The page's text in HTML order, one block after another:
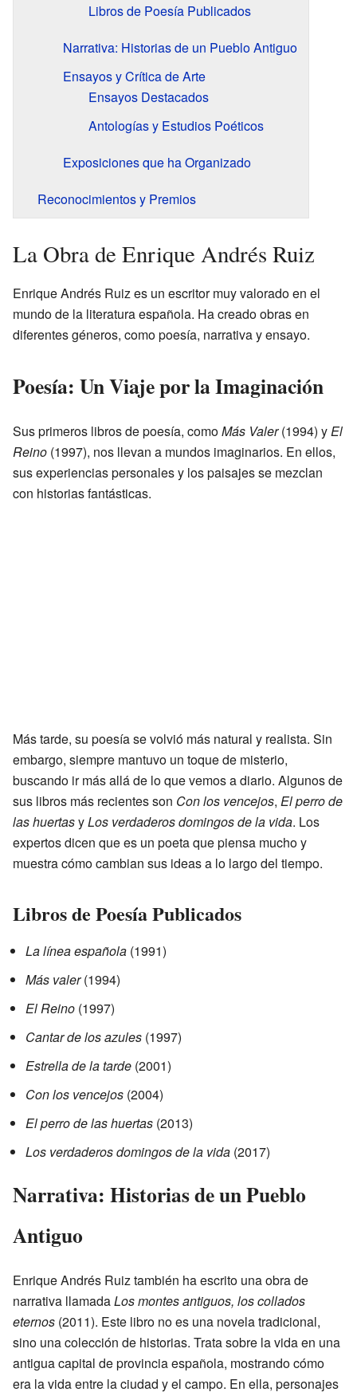
Libros de Poesía Publicados
Narrativa: Historias de un Pueblo Antiguo
Ensayos y Crítica de Arte
Ensayos Destacados
Antologías y Estudios Poéticos
Exposiciones que ha Organizado
Reconocimientos y Premios
La Obra de Enrique Andrés Ruiz
Enrique Andrés Ruiz es un escritor muy valorado en el
mundo de la literatura española. Ha creado obras en
diferentes géneros, como poesía, narrativa y ensayo.
Poesía: Un Viaje por la Imaginación
Sus primeros libros de poesía, comoMás Valer(1994) yEl
Reino (1997), nos llevan a mundos imaginarios. En ellos,
sus experiencias personales y los paisajes se mezclan
con historias fantásticas.
Más tarde, su poesía se volvió más natural y realista. Sin
embargo, siempre mantuvo un toque de misterio,
buscando ir más allá de lo que vemos a diario. Algunos de
sus libros más recientes son Con los vencejos, El perro de
las huertasyLos verdaderos domingos de la vida. Los
expertos dicen que es un poeta que piensa mucho y
muestra cómo cambian sus ideas a lo largo del tiempo.
Libros de Poesía Publicados
La línea española (1991)
Más valer(1994)
El Reino (1997)
Cantar de los azules (1997)
Estrella de la tarde (2001)
Con los vencejos (2004)
El perro de las huertas (2013)
Los verdaderos domingos de la vida (2017)
Narrativa: Historias de un Pueblo
Antiguo
Enrique Andrés Ruiz también ha escrito una obra de
narrativa llamadaLos montes antiguos, los collados
eternos (2011). Este libro no es una novela tradicional,
sino una colección de historias. Trata sobre la vida en una
antigua capital de provincia española, mostrando cómo
era la vida entre la ciudad y el campo. En ella, personajes